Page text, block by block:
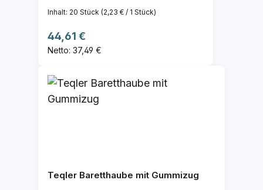
Inhalt: 20 Stück (2,23 € / 1 Stück)
Regulärer Preis:
44,61 €
Netto: 37,49 €
Teqler Baretthaube mit Gummizug